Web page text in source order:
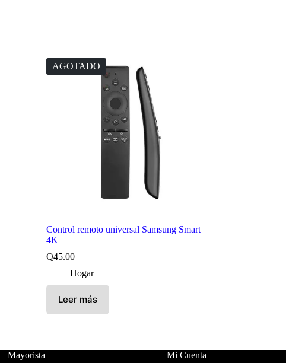
AGOTADO
Control remoto universal Samsung Smart
4K
Q45.00
Hogar
Leer más
Mayorista
Mi Cuenta